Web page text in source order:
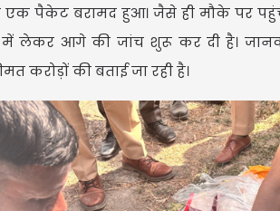
एक पैकेट बरामद हुआ। जैसे ही मौके पर
लेकर आगे की जांच शुरू कर दी है।
करोड़ों की बताई जा रही है।